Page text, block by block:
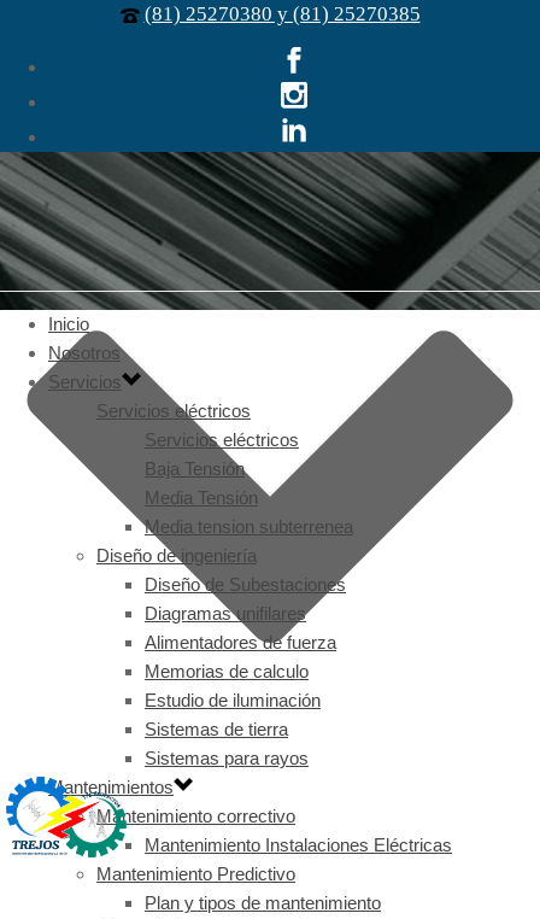
(81) 25270380 y (81) 25270385
Inicio
Nosotros
Servicios
Servicios eléctricos
Servicios eléctricos
Baja Tensión
Media Tensión
Media tension subterrenea
Diseño de ingeniería
Diseño de Subestaciones
Diagramas unifilares
Alimentadores de fuerza
Memorias de calculo
Estudio de iluminación
Sistemas de tierra
Sistemas para rayos
Mantenimientos
Mantenimiento correctivo
Mantenimiento Instalaciones Eléctricas
Mantenimiento Predictivo
Plan y tipos de mantenimiento